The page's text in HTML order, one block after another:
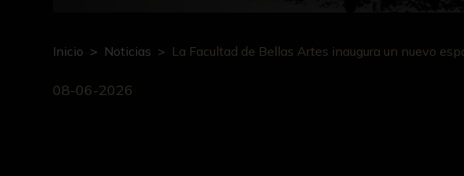
Inicio Noticias La Facultad de Bellas Artes inaugura un nuevo
08-06-2026